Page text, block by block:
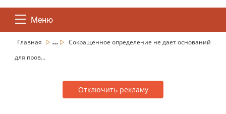
Меню
Главная ...
Сокращенное определение не дает оснований
для пров...
Отключить рекламу